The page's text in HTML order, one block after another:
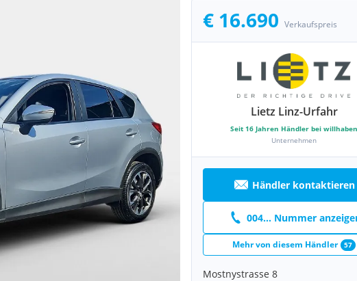
€ 16.690 Verkaufspreis
Lietz Linz-Urfahr
Seit 16 Jahren Händler bei willhaben
Unternehmen
Händler kontaktieren
004... Nummer
Mehr von diesem Händler 57
Mostnystrasse 8